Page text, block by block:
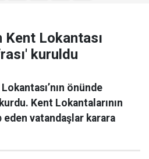
Kent Lokantası
kuruldu
önünde
Kent Lokantalarının
eden vatandaşlar karara